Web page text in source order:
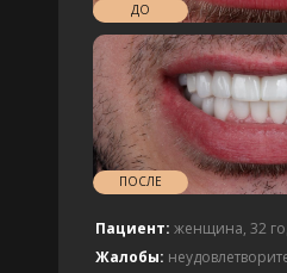
Пациент: женщина, 32
Жалобы:
ДО
ПОСЛЕ